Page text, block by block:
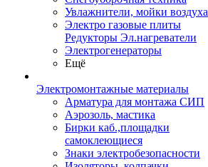
Увлажнители, мойки воздуха
Электро газовые плиты
Редукторы Эл.нагреватели
Электрогенераторы
Ещё
Электромонтажные материалы
Арматура для монтажа СИП
Аэрозоль, мастика
Бирки каб.,площадки
самоклеющиеся
Знаки электробезопасности